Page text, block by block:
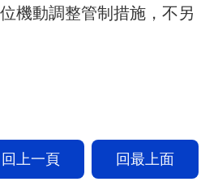
機動調整管制措施，不另
回上一頁 回最上面